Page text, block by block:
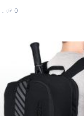
0